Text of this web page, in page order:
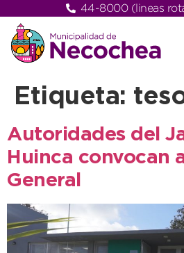
44-8000 (lineas
Etiqueta:
Autoridades del
Huinca convocan
General